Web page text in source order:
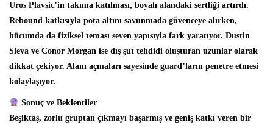
Uros Plavsic’in takıma katılması, boyalı alandaki sertliği artırdı.
Rebound katkısıyla pota altını savunmada güvenceye alırken,
hücumda da fiziksel teması seven yapısıyla fark yaratıyor. Dustin
Sleva ve Conor Morgan ise dış şut tehdidi oluşturan uzunlar olarak
dikkat çekiyor. Alanı açmaları sayesinde guard’ların penetre etmesi
kolaylaşıyor.
Sonuç ve Beklentiler
Beşiktaş, zorlu gruptan çıkmayı başarmış ve geniş katkı veren bir